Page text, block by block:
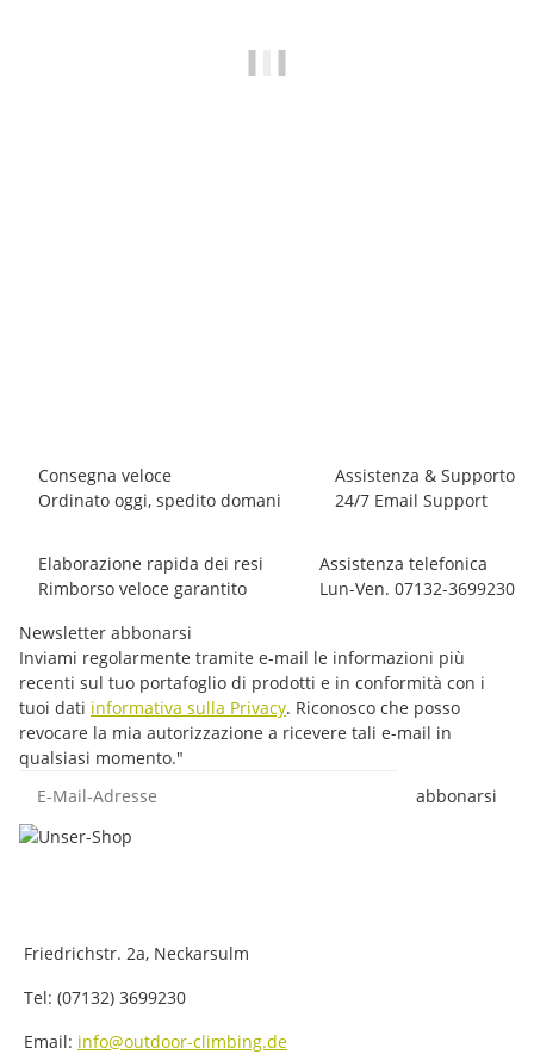
Consegna veloce
Ordinato oggi, spedito domani
Assistenza & Supporto
24/7 Email Support
Elaborazione rapida dei resi
Rimborso veloce garantito
Assistenza telefonica
Lun-Ven. 07132-3699230
Newsletter abbonarsi
Inviami regolarmente tramite e-mail le informazioni più
recenti sul tuo portafoglio di prodotti e in conformità con i
tuoi dati informativa sulla Privacy. Riconosco che posso
revocare la mia autorizzazione a ricevere tali e-mail in
qualsiasi momento."
abbonarsi
Friedrichstr. 2a, Neckarsulm
Tel: (07132) 3699230
Email: info@outdoor-climbing.de